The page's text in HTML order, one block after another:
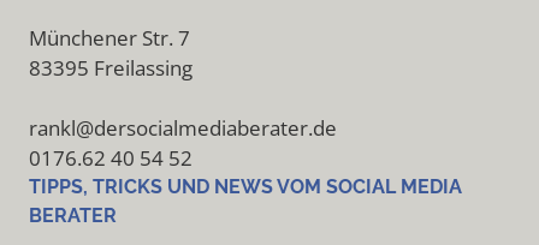
Münchener Str. 7
83395 Freilassing
rankl@dersocialmediaberater.de
0176.62 40 54 52
TIPPS, TRICKS UND NEWS VOM SOCIAL MEDIA
BERATER